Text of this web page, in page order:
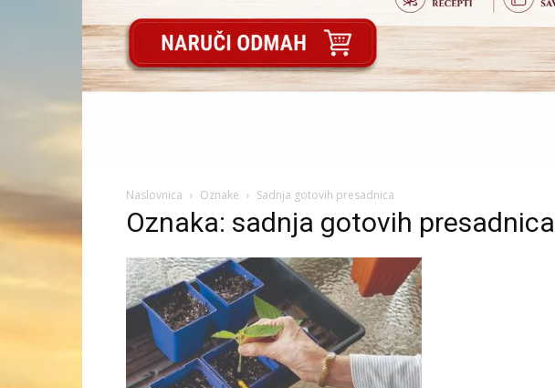
Naslovnica Oznake Sadnja gotovih presadnica
Oznaka: sadnja gotovih presadnica